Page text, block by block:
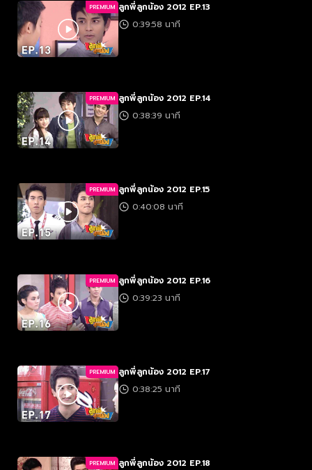
PREMIUM ลูกพี่ลูกน้อง 2012 EP.13
0:39:58 นาที
PREMIUM ลูกพี่ลูกน้อง 2012 EP.14
0:38:39 นาที
PREMIUM ลูกพี่ลูกน้อง 2012 EP.15
0:40:08 นาที
PREMIUM ลูกพี่ลูกน้อง 2012 EP.16
0:39:23 นาที
PREMIUM ลูกพี่ลูกน้อง 2012 EP.17
0:38:25 นาที
PREMIUM ลูกพี่ลูกน้อง 2012 EP.18